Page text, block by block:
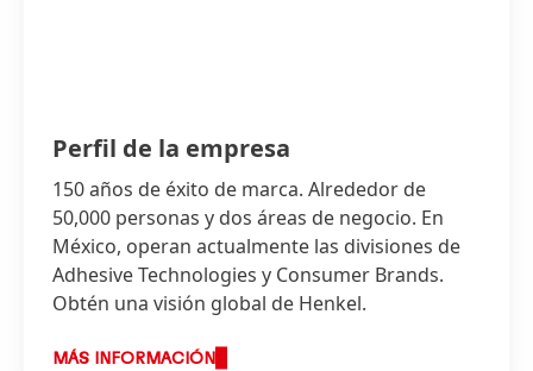
Perfil de la empresa
150 años de éxito de marca. Alrededor de
50,000 personas y dos áreas de negocio. En
México, operan actualmente las divisiones de
Adhesive Technologies y Consumer Brands.
Obtén una visión global de Henkel.
MÁS INFORMACIÓN